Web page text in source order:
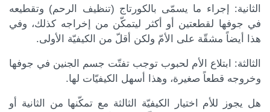
الثانية: إجراء ما يسمّى بالكورتاج (تنظيف الرحم) وتقطيعه
في جوفها لقطعتين أو أكثر ليتمكّن من إخراجه كذلك، وفي
هذا أيضاً مشقّة على الأمّ ولكن أقلّ من الكيفيّة الأولى.
الثالثة: ابتلاع الأم لحبوب توجب تفتّت جسم الجنين في جوفها
وخروجه قطعاً صغيرة، وهذا أسهل الكيفيّات لها.
هل يجوز للأم اختيار الكيفيّة الثالثة مع تمكّنها من الثانية أو